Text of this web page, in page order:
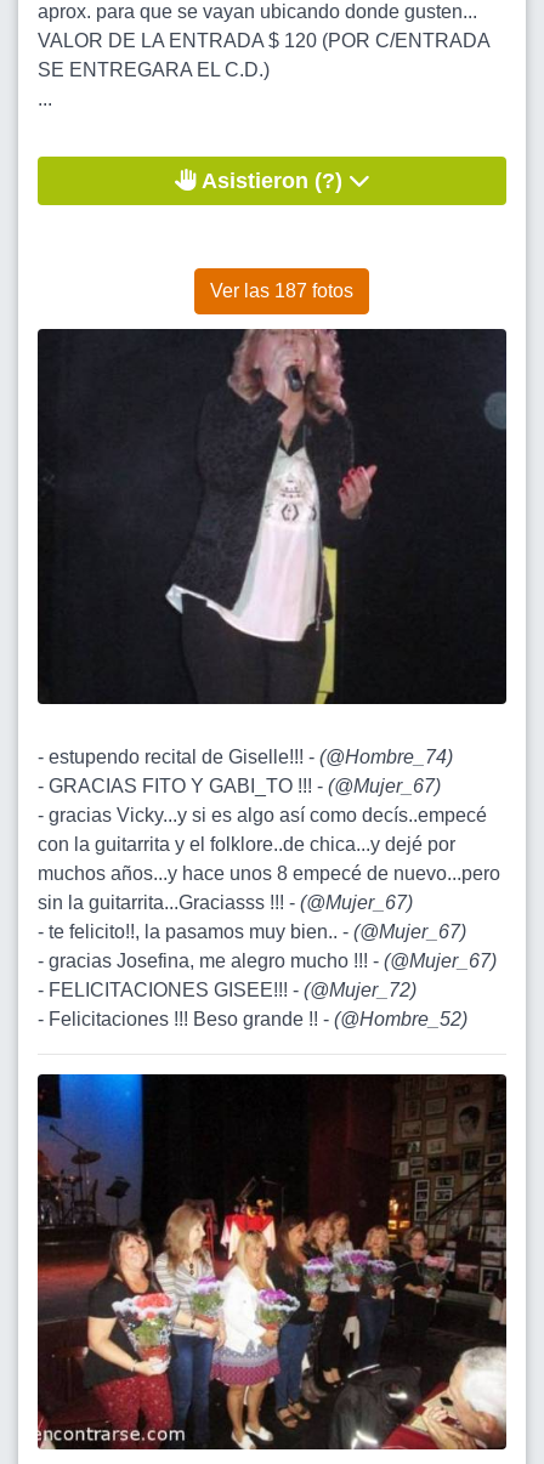
aprox. para que se vayan ubicando donde gusten...
VALOR DE LA ENTRADA $ 120 (POR C/ENTRADA
SE ENTREGARA EL C.D.)
...
Asistieron (?)
Ver las 187 fotos
- estupendo recital de Giselle!!! - (@Hombre_74)
- GRACIAS FITO Y GABI_TO !!! - (@Mujer_67)
- gracias Vicky...y si es algo así como decís..empecé
con la guitarrita y el folklore..de chica...y dejé por
muchos años...y hace unos 8 empecé de nuevo...pero
sin la guitarrita...Graciasss !!! - (@Mujer_67)
- te felicito!!, la pasamos muy bien.. - (@Mujer_67)
- gracias Josefina, me alegro mucho !!! - (@Mujer_67)
- FELICITACIONES GISEE!!! - (@Mujer_72)
- Felicitaciones !!! Beso grande !! - (@Hombre_52)